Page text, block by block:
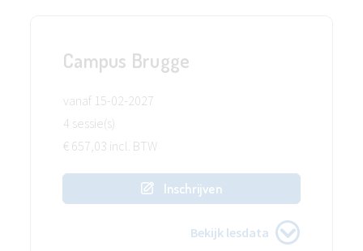
Campus Brugge
vanaf 15-02-2027
4 sessie(s)
€ 657,03 incl. BTW
Inschrijven
Bekijk lesdata